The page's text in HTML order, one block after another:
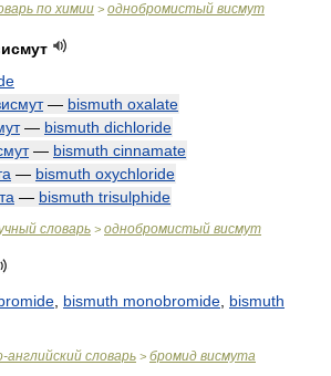
по химии > однобромистый висмут
— bismuth oxalate
— bismuth dichloride
— bismuth cinnamate
— bismuth oxychloride
— bismuth trisulphide
словарь > однобромистый висмут
bismuth monobromide bismuth
английский словарь > бромид висмута